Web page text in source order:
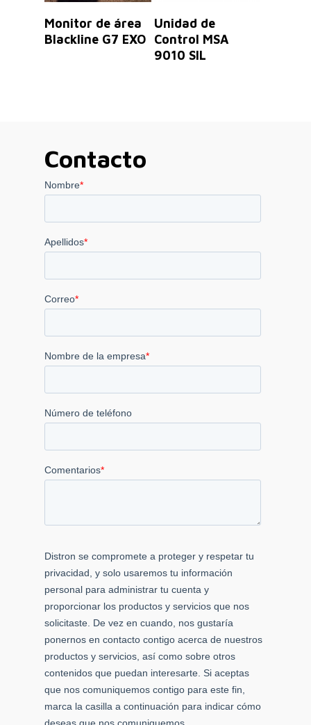
Leer Más
Monitor de área
Blackline G7 EXO
Leer Más
Unidad de
Control MSA
9010 SIL
Contacto